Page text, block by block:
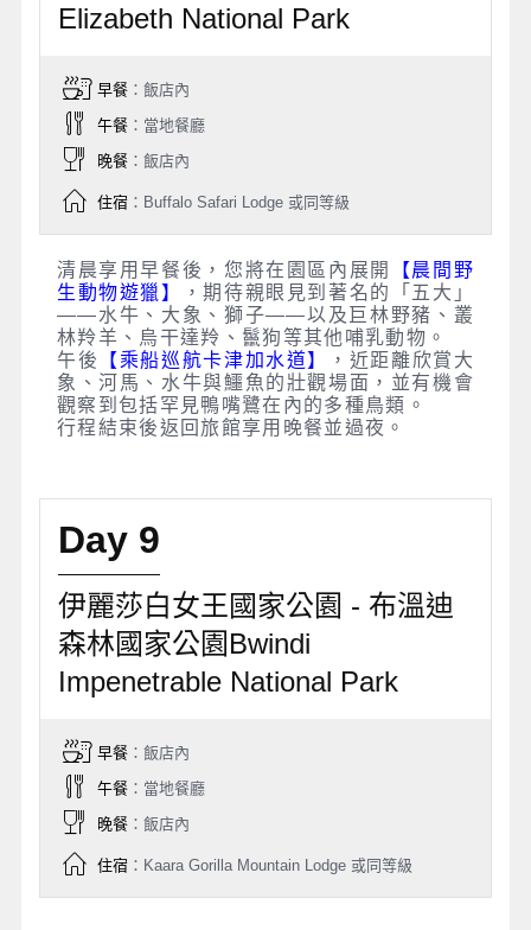
Elizabeth National Park
早餐：飯店內
午餐：當地餐廳
晚餐：飯店內
住宿：Buffalo Safari Lodge 或同等級
清晨享用早餐後，您將在園區內展開
【晨間野
生動物遊獵】
，期待親眼見到著名的「五大」
——水牛、大象、獅子——以及巨林野豬、叢
林羚羊、烏干達羚、鬣狗等其他哺乳動物。
午後
【乘船巡航卡津加水道】
，近距離欣賞大
象、河馬、水牛與鱷魚的壯觀場面，並有機會
觀察到包括罕見鴨嘴鷺在內的多種鳥類。
行程結束後返回旅館享用晚餐並過夜。
Day 9
伊麗莎白女王國家公園 - 布溫迪
森林國家公園Bwindi
Impenetrable National Park
早餐：飯店內
午餐：當地餐廳
晚餐：飯店內
住宿：Kaara Gorilla Mountain Lodge 或同等級